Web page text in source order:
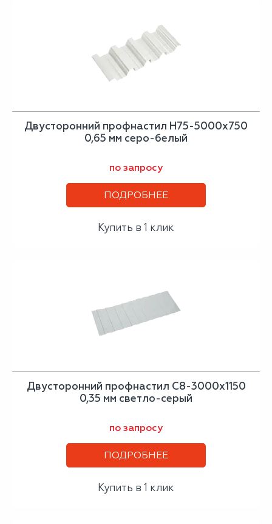
Двусторонний профнастил Н75-5000х750
0,65 мм серо-белый
по запросу
ПОДРОБНЕЕ
Купить в 1 клик
Двусторонний профнастил С8-3000х1150
0,35 мм светло-серый
по запросу
ПОДРОБНЕЕ
Купить в 1 клик